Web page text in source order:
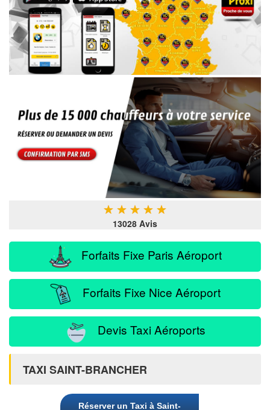
★ ★ ★ ★ ★
13028 Avis
Forfaits Fixe Paris Aéroport
Forfaits Fixe Nice Aéroport
Devis Taxi Aéroports
TAXI SAINT-BRANCHER
Réserver un Taxi à Saint-